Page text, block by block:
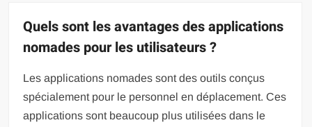
Quels sont les avantages des applications
nomades pour les utilisateurs ?
Les applications nomades sont des outils conçus
spécialement pour le personnel en déplacement. Ces
applications sont beaucoup plus utilisées dans le